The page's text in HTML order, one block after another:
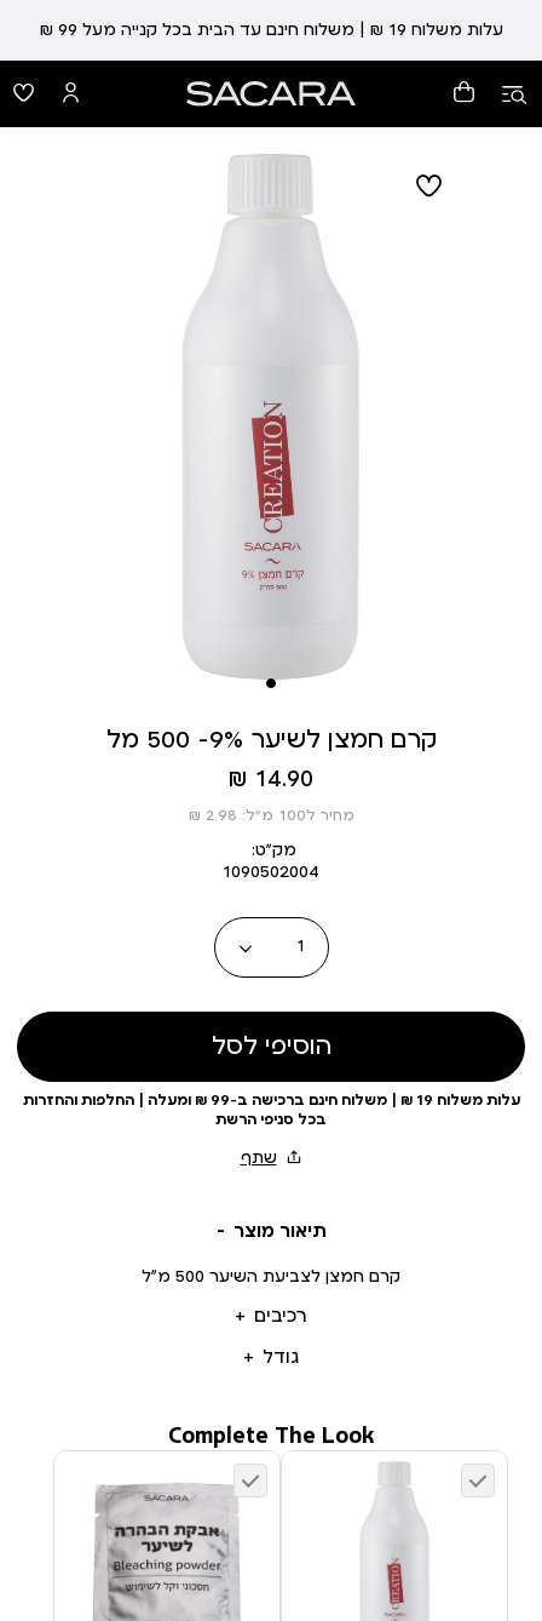
עלות משלוח 19 ₪ | משלוח חינם עד הבית בכל קנייה מעל 99 ₪
קרם חמצן לשיער 9%- 500 מל
מחיר
מוצר
14.90 ₪
מחיר ל100 מ”ל: 2.98 ₪
מק״ט:
1090502004
כמות
הוסיפי לסל
עלות משלוח 19 ₪ | משלוח חינם ברכישה ב-99 ₪ ומעלה | החלפות והחזרות
בכל סניפי הרשת
תיאור מוצר
רכיבים
גודל
קרם חמצן לצביעת השיער 500 מ”ל
Complete The Look